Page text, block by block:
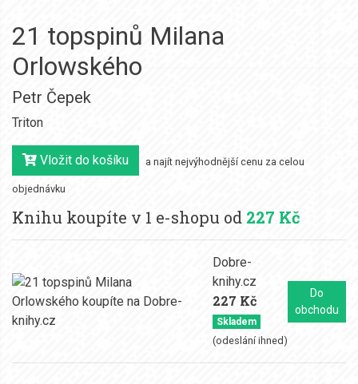
21 topspinů Milana
Orlowského
Petr Čepek
Triton
Vložit do košíku a najít nejvýhodnější cenu za celou
objednávku
Knihu koupíte v 1 e-shopu od 227 Kč
Dobre-
knihy.cz
227 Kč
Skladem
(odeslání ihned)
Do
obchodu